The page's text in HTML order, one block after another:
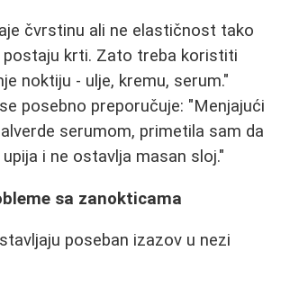
čvrstinu ali ne elastičnost tako
postaju krti. Zato treba koristiti
noktiju - ulje, kremu, serum."
posebno preporučuje: "Menjajući
serumom, primetila sam da
i ne ostavlja masan sloj."
sa zanokticama
poseban izazov u nezi